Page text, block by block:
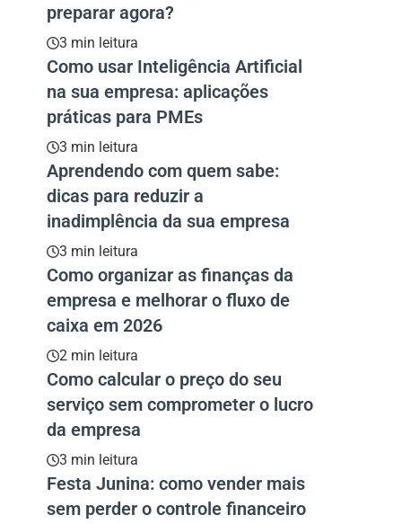
preparar agora?
3 min leitura
Como usar Inteligência Artificial
na sua empresa: aplicações
práticas para PMEs
3 min leitura
Aprendendo com quem sabe:
dicas para reduzir a
inadimplência da sua empresa
3 min leitura
Como organizar as finanças da
empresa e melhorar o fluxo de
caixa em 2026
2 min leitura
Como calcular o preço do seu
serviço sem comprometer o lucro
da empresa
3 min leitura
Festa Junina: como vender mais
sem perder o controle financeiro